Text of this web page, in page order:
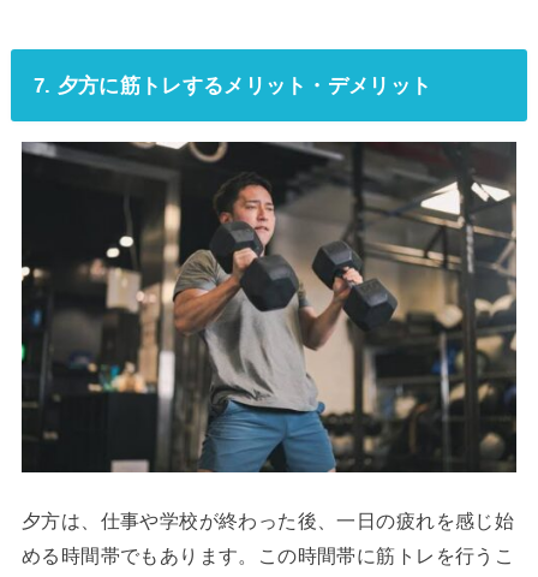
7. 夕方に筋トレするメリット・デメリット
夕方は、仕事や学校が終わった後、一日の疲れを感じ始
める時間帯でもあります。この時間帯に筋トレを行うこ